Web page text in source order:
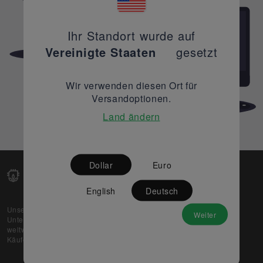
Unsere Web-Plattform unterstützt OEM- und EMS-
Unternehmen dabei, ihre überschüssigen Lagerbestände
weltweit zu verkaufen und gleichzeitig den potenziellen
Käufern beste Preise und Qualität zu bieten.
Partner
Ihr Standort wurde auf
Vereinigte Staaten
gesetzt
Wir verwenden diesen Ort für
Versandoptionen.
Land ändern
Dollar Euro
English Deutsch
Weiter